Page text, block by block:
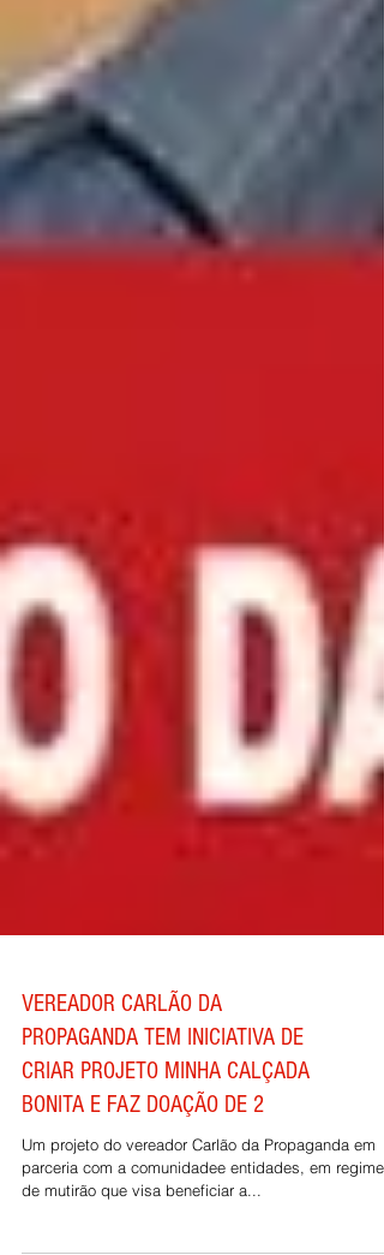
VEREADOR CARLÃO DA
PROPAGANDA TEM INICIATIVA DE
CRIAR PROJETO MINHA CALÇADA
BONITA E FAZ DOAÇÃO DE 2
Um projeto do vereador Carlão da Propaganda em